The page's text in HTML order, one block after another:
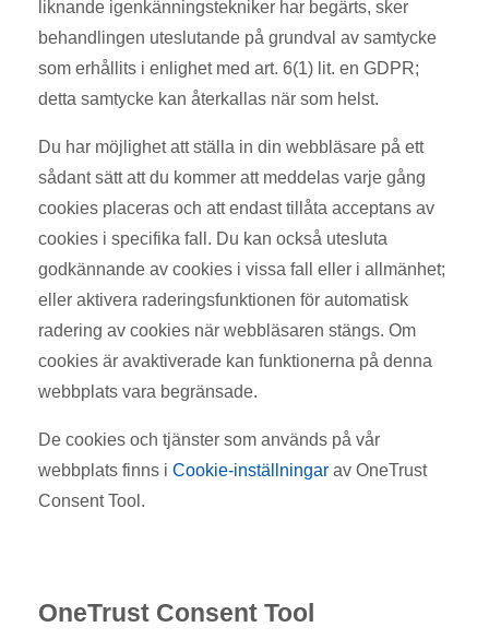
liknande igenkänningstekniker har begärts, sker
behandlingen uteslutande på grundval av samtycke
som erhållits i enlighet med art. 6(1) lit. en GDPR;
detta samtycke kan återkallas när som helst.
Du har möjlighet att ställa in din webbläsare på ett
sådant sätt att du kommer att meddelas varje gång
cookies placeras och att endast tillåta acceptans av
cookies i specifika fall. Du kan också utesluta
godkännande av cookies i vissa fall eller i allmänhet;
eller aktivera raderingsfunktionen för automatisk
radering av cookies när webbläsaren stängs. Om
cookies är avaktiverade kan funktionerna på denna
webbplats vara begränsade.
De cookies och tjänster som används på vår
webbplats finns i Cookie-inställningar av OneTrust
Consent Tool.
OneTrust Consent Tool